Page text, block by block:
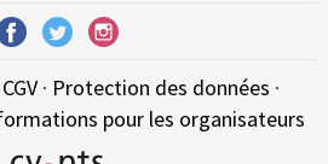
CGV· Protection des données ·
pour les organisateurs